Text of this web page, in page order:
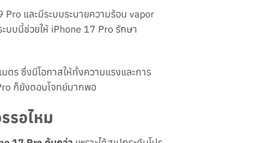
Pro และมีระบบระบายความร้อน vapor
บบนี้ช่วยให้ iPhone 17 Pro รักษา
ตร ซึ่งมีโอกาสให้ทั้งความแรงและการ
ก็ยังตอบโจทย์มากพอ
รอไหม